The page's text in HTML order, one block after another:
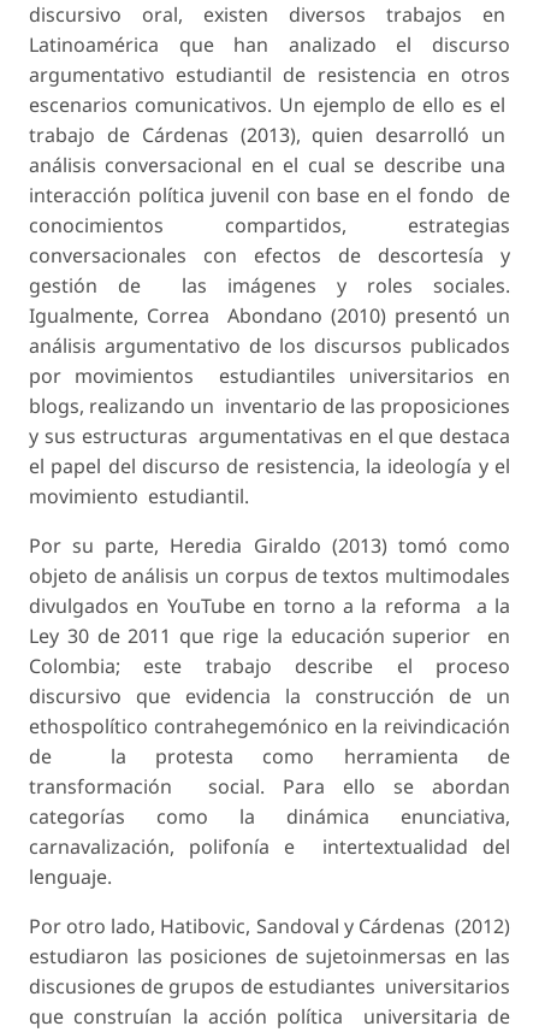
discursivo oral, existen diversos trabajos en
Latinoamérica que han analizado el discurso
argumentativo estudiantil de resistencia en otros
escenarios comunicativos. Un ejemplo de ello es el
trabajo de Cárdenas (2013), quien desarrolló un
análisis conversacional en el cual se describe una
interacción política juvenil con base en el fondo de
conocimientos compartidos, estrategias
conversacionales con efectos de descortesía y
gestión de las imágenes y roles sociales.
Igualmente, Correa Abondano (2010) presentó un
análisis argumentativo de los discursos publicados
por movimientos estudiantiles universitarios en
blogs, realizando un inventario de las proposiciones
y sus estructuras argumentativas en el que destaca
el papel del discurso de resistencia, la ideología y el
movimiento estudiantil.
Por su parte, Heredia Giraldo (2013) tomó como
objeto de análisis un corpus de textos multimodales
divulgados en YouTube en torno a la reforma a la
Ley 30 de 2011 que rige la educación superior en
Colombia; este trabajo describe el proceso
discursivo que evidencia la construcción de un
ethospolítico contrahegemónico en la reivindicación
de la protesta como herramienta de
transformación social. Para ello se abordan
categorías como la dinámica enunciativa,
carnavalización, polifonía e intertextualidad del
lenguaje.
Por otro lado, Hatibovic, Sandoval y Cárdenas (2012)
estudiaron las posiciones de sujetoinmersas en las
discusiones de grupos de estudiantes universitarios
que construían la acción política universitaria de